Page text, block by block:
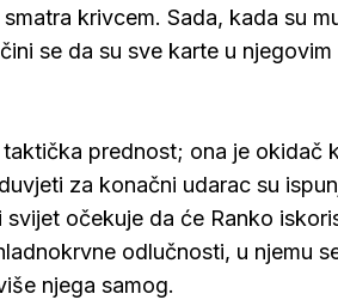
krivcem. Sada, kada su
se da su sve karte u njegovim
prednost; ona je okidač
za konačni udarac su
očekuje da će Ranko
odlučnosti, u njemu
njega samog.